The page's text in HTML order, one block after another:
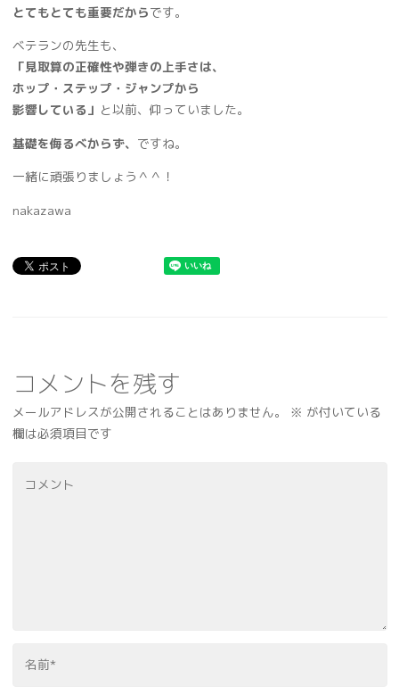
とてもとても重要だからです。
ベテランの先生も、
「見取算の正確性や弾きの上手さは、
ホップ・ステップ・ジャンプから
影響している」 と以前、仰っていました。
基礎を侮るべからず、 ですね。
一緒に頑張りましょう＾＾！
nakazawa
コメントを残す
メールアドレスが公開されることはありません。 ※ が付いている
欄は必須項目です